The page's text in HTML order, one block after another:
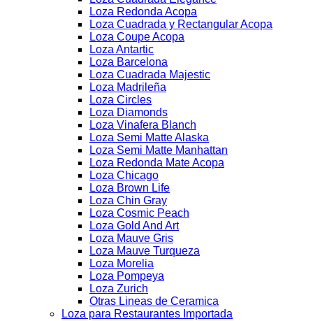
Loza Redonda Acopa
Loza Cuadrada y Rectangular Acopa
Loza Coupe Acopa
Loza Antartic
Loza Barcelona
Loza Cuadrada Majestic
Loza Madrileña
Loza Circles
Loza Diamonds
Loza Vinafera Blanch
Loza Semi Matte Alaska
Loza Semi Matte Manhattan
Loza Redonda Mate Acopa
Loza Chicago
Loza Brown Life
Loza Chin Gray
Loza Cosmic Peach
Loza Gold And Art
Loza Mauve Gris
Loza Mauve Turqueza
Loza Morelia
Loza Pompeya
Loza Zurich
Otras Lineas de Ceramica
Loza para Restaurantes Importada